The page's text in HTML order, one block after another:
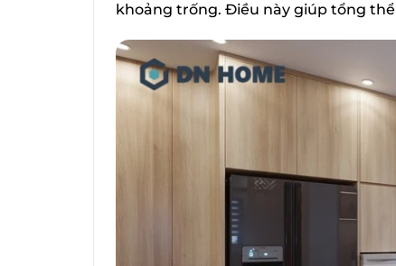
khoảng trống. Điều này giúp tổng